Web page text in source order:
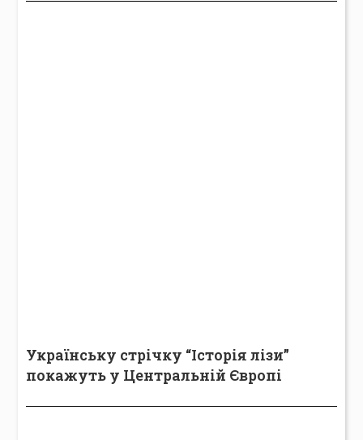
Українську стрічку “Історія лізи”
покажуть у Центральній Європі